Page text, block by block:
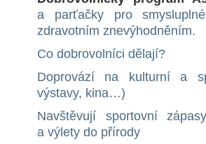
a parťačky pro
zdravotním znevýhodněním.
Co dobrovolníci dělají?
Doprovází na kulturní a
výstavy, kina…)
Navštěvují sportovní
a výlety do přírody